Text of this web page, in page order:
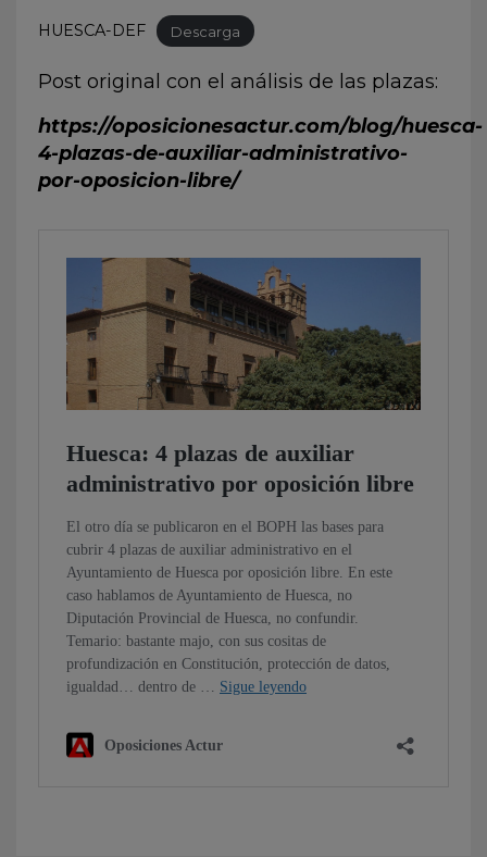
HUESCA-DEF Descarga
Post original con el análisis de las plazas:
https://oposicionesactur.com/blog/huesca-
4-plazas-de-auxiliar-administrativo-
por-oposicion-libre/